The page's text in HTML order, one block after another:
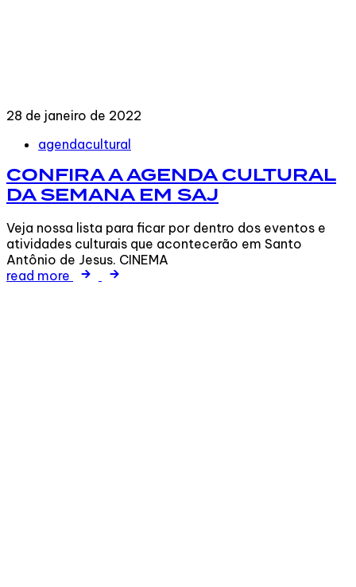
28 de janeiro de 2022
Tags
agendacultural
CONFIRA A AGENDA CULTURAL
DA SEMANA EM SAJ
Veja nossa lista para ficar por dentro dos eventos e
atividades culturais que acontecerão em Santo
Antônio de Jesus. CINEMA
read more